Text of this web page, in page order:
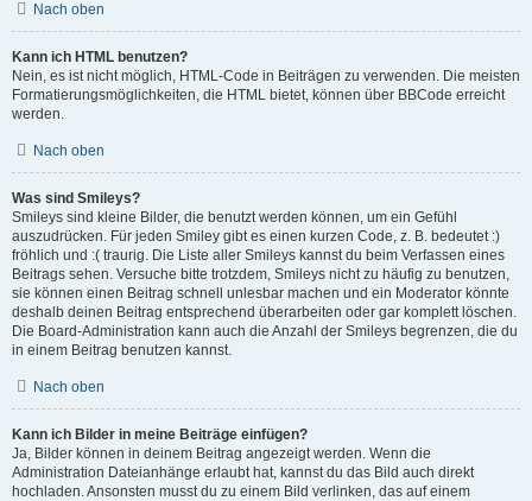
Nach oben
Kann ich HTML benutzen?
Nein, es ist nicht möglich, HTML-Code in Beiträgen zu verwenden. Die meisten
Formatierungsmöglichkeiten, die HTML bietet, können über BBCode erreicht
werden.
Nach oben
Was sind Smileys?
Smileys sind kleine Bilder, die benutzt werden können, um ein Gefühl
auszudrücken. Für jeden Smiley gibt es einen kurzen Code, z. B. bedeutet :)
fröhlich und :( traurig. Die Liste aller Smileys kannst du beim Verfassen eines
Beitrags sehen. Versuche bitte trotzdem, Smileys nicht zu häufig zu benutzen,
sie können einen Beitrag schnell unlesbar machen und ein Moderator könnte
deshalb deinen Beitrag entsprechend überarbeiten oder gar komplett löschen.
Die Board-Administration kann auch die Anzahl der Smileys begrenzen, die du
in einem Beitrag benutzen kannst.
Nach oben
Kann ich Bilder in meine Beiträge einfügen?
Ja, Bilder können in deinem Beitrag angezeigt werden. Wenn die
Administration Dateianhänge erlaubt hat, kannst du das Bild auch direkt
hochladen. Ansonsten musst du zu einem Bild verlinken, das auf einem